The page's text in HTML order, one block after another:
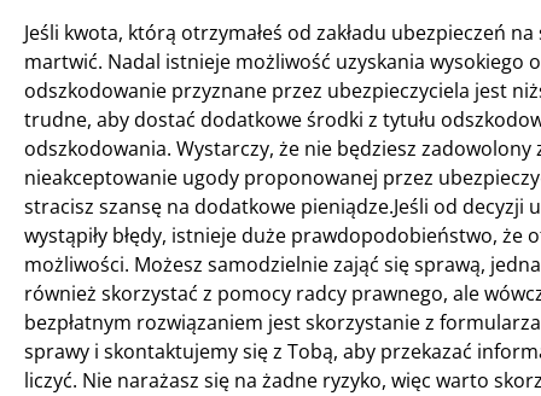
Jeśli kwota, którą otrzymałeś od zakładu ubezpieczeń
martwić. Nadal istnieje możliwość uzyskania wysokiego
odszkodowanie przyznane przez ubezpieczyciela jest
trudne, aby dostać dodatkowe środki z tytułu
odszkodowania. Wystarczy, że nie będziesz
nieakceptowanie ugody proponowanej przez
stracisz szansę na dodatkowe pieniądze.Jeśli od decyzji
wystąpiły błędy, istnieje duże prawdopodobieństwo,
możliwości. Możesz samodzielnie zająć się sprawą,
również skorzystać z pomocy radcy prawnego, ale
bezpłatnym rozwiązaniem jest skorzystanie z
sprawy i skontaktujemy się z Tobą, aby przekazać
liczyć. Nie narażasz się na żadne ryzyko, więc warto